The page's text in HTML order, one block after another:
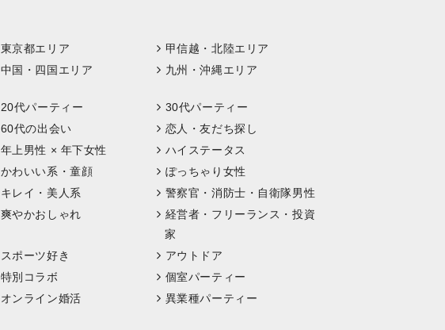
東京都エリア
甲信越・北陸エリア
中国・四国エリア 九州・沖縄エリア
20代パーティー
30代パーティー
60代の出会い
恋人・友だち探し
年上男性 × 年下女性
ハイステータス
かわいい系・童顔
ぽっちゃり女性
キレイ・美人系
警察官・消防士・自衛隊男性
爽やかおしゃれ
経営者・フリーランス・投資
家
スポーツ好き
アウトドア
特別コラボ
個室パーティー
オンライン婚活
異業種パーティー